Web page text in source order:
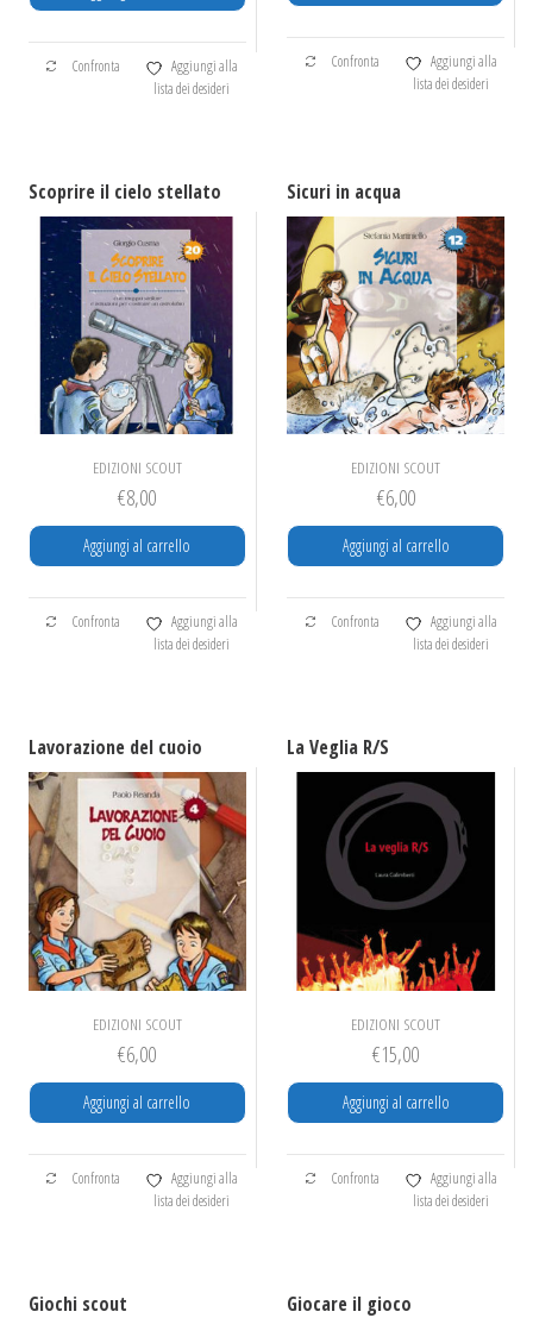
Confronta
Aggiungi alla
lista dei desideri
Confronta
Aggiungi alla
lista dei desideri
Scoprire il cielo stellato
EDIZIONI SCOUT
€8,00
Aggiungi al carrello
Confronta
Aggiungi alla
lista dei desideri
Sicuri in acqua
EDIZIONI SCOUT
€6,00
Aggiungi al carrello
Confronta
Aggiungi alla
lista dei desideri
Lavorazione del cuoio
EDIZIONI SCOUT
€6,00
Aggiungi al carrello
Confronta
Aggiungi alla
lista dei desideri
La Veglia R/S
EDIZIONI SCOUT
€15,00
Aggiungi al carrello
Confronta
Aggiungi alla
lista dei desideri
Giochi scout Giocare il gioco